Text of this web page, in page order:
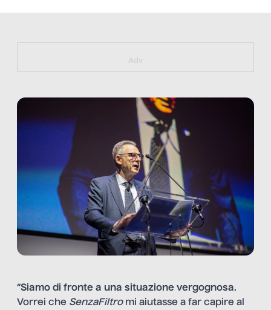
https://bit.ly/muster_aggiornamento
Adv
“Siamo di fronte a una situazione vergognosa.
Vorrei che SenzaFiltromi aiutasse a far capire al